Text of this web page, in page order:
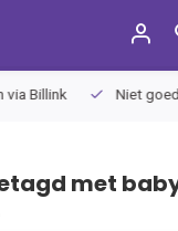
Billink Niet goed
met